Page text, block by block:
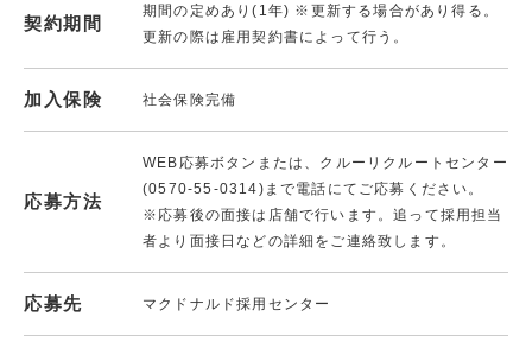
契約期間
期間の定めあり(1年) ※更新する場合があり得る。
更新の際は雇用契約書によって行う。
加入保険 社会保険完備
応募方法
WEB応募ボタンまたは、クルーリクルートセンター
(0570-55-0314)まで電話にてご応募ください。
※応募後の面接は店舗で行います。追って採用担当
者より面接日などの詳細をご連絡致します。
応募先 マクドナルド採用センター